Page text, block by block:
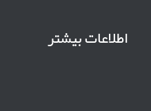
اطلاعات بیشتر